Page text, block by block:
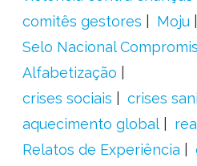
comitês gestores
Moju
Selo Nacional
Alfabetização
crises sociais
crises
aquecimento global
Relatos de Experiência